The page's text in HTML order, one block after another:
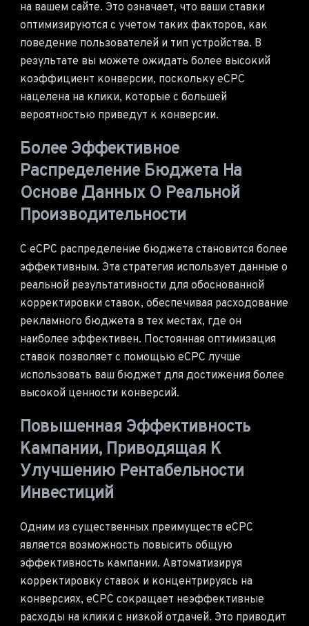
на вашем сайте. Это означает, что ваши ставки
оптимизируются с учетом таких факторов, как
поведение пользователей и тип устройства. В
результате вы можете ожидать более высокий
коэффициент конверсии, поскольку eCPC
нацелена на клики, которые с большей
вероятностью приведут к конверсии.
Более Эффективное
Распределение Бюджета На
Основе Данных О Реальной
Производительности
С eCPC распределение бюджета становится более
эффективным. Эта стратегия использует данные о
реальной результативности для обоснованной
корректировки ставок, обеспечивая расходование
рекламного бюджета в тех местах, где он
наиболее эффективен. Постоянная оптимизация
ставок позволяет с помощью eCPC лучше
использовать ваш бюджет для достижения более
высокой ценности конверсий.
Повышенная Эффективность
Кампании, Приводящая К
Улучшению Рентабельности
Инвестиций
Одним из существенных преимуществ eCPC
является возможность повысить общую
эффективность кампании. Автоматизируя
корректировку ставок и концентрируясь на
конверсиях, eCPC сокращает неэффективные
расходы на клики с низкой отдачей. Это приводит